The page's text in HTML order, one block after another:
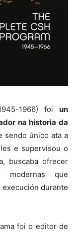
1966) foi un
na historia da
sendo único ata a
e supervisou o
buscaba ofrecer
modernas que
durante
foi o editor de